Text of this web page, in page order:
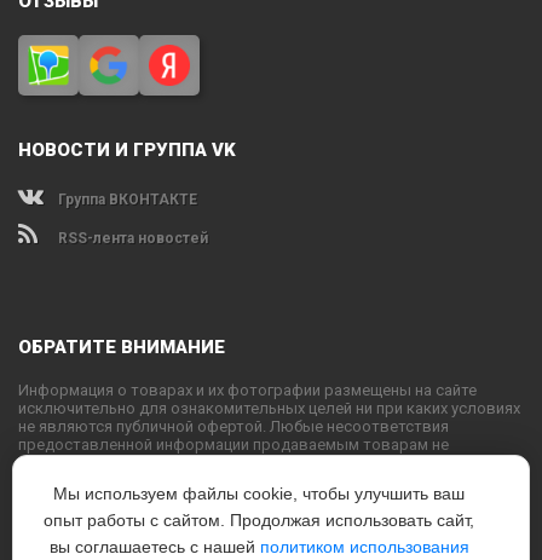
НОВОСТИ И ГРУППА VK
Группа ВКОНТАКТЕ
RSS-лента новостей
ОБРАТИТЕ ВНИМАНИЕ
Информация о товарах и их фотографии размещены на сайте
исключительно для ознакомительных целей ни при каких условиях
не являются публичной офертой. Любые несоответствия
предоставленной информации продаваемым товарам не
являются основанием для претензий, так как внешний вид и
свое усмотрение.
Использование текстовых или графических материалов с сайта
запрещено без согласования с администрацией USPORTS
Мы используем файлы cookie, чтобы улучшить ваш
опыт работы с сайтом. Продолжая использовать сайт,
вы соглашаетесь с нашей политиком использования